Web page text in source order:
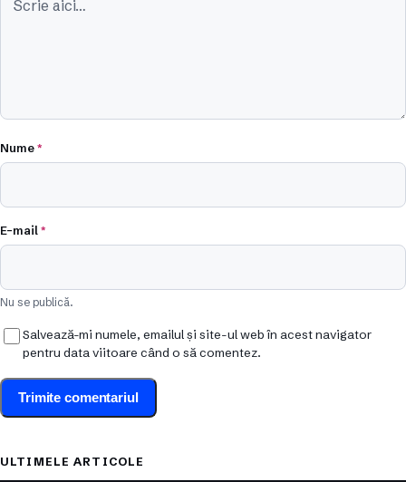
Nume*
E-mail*
Nu se publică.
Salvează-mi numele, emailul și site-ul web în acest navigator
pentru data viitoare când o să comentez.
ULTIMELE ARTICOLE